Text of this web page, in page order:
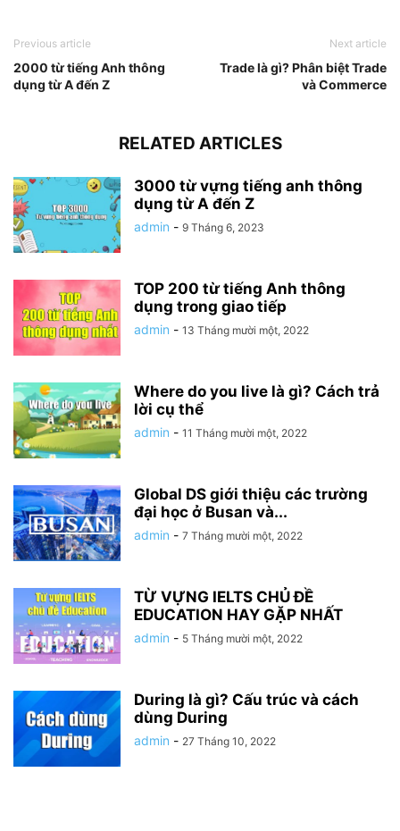
Previous article
2000 từ tiếng Anh thông
dụng từ A đến Z
Next article
Trade là gì? Phân biệt Trade
và Commerce
RELATED ARTICLES
3000 từ vựng tiếng anh thông
dụng từ A đến Z
admin - 9 Tháng 6, 2023
TOP 200 từ tiếng Anh thông
dụng trong giao tiếp
admin - 13 Tháng mười một, 2022
Where do you live là gì? Cách trả
lời cụ thể
admin - 11 Tháng mười một, 2022
Global DS giới thiệu các trường
đại học ở Busan và...
admin - 7 Tháng mười một, 2022
TỪ VỰNG IELTS CHỦ ĐỀ
EDUCATION HAY GẶP NHẤT
admin - 5 Tháng mười một, 2022
During là gì? Cấu trúc và cách
dùng During
admin - 27 Tháng 10, 2022